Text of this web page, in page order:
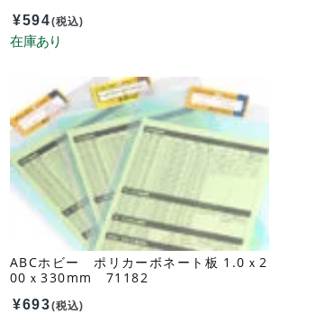
¥594(税込)
ABCホビー ポリカーボネート板 1.0ｘ2
00ｘ330mm 71182
¥693(税込)